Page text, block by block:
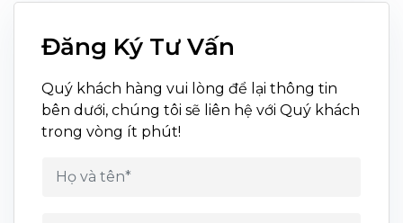
Đăng Ký Tư Vấn
Quý khách hàng vui lòng để lại thông tin
bên dưới, chúng tôi sẽ liên hệ với Quý khách
trong vòng ít phút!